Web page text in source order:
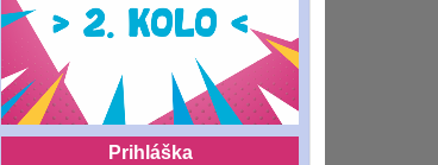
Prihláška